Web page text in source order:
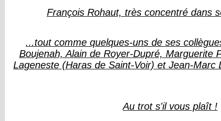
François Rohaut, très concentré dans
...tout comme quelques-uns de ses
Boujenah, Alain de Royer-Dupré, Marguerite
Lageneste (Haras de Saint-Voir) et Jean-Marc
Au trot s'il vous plaît !